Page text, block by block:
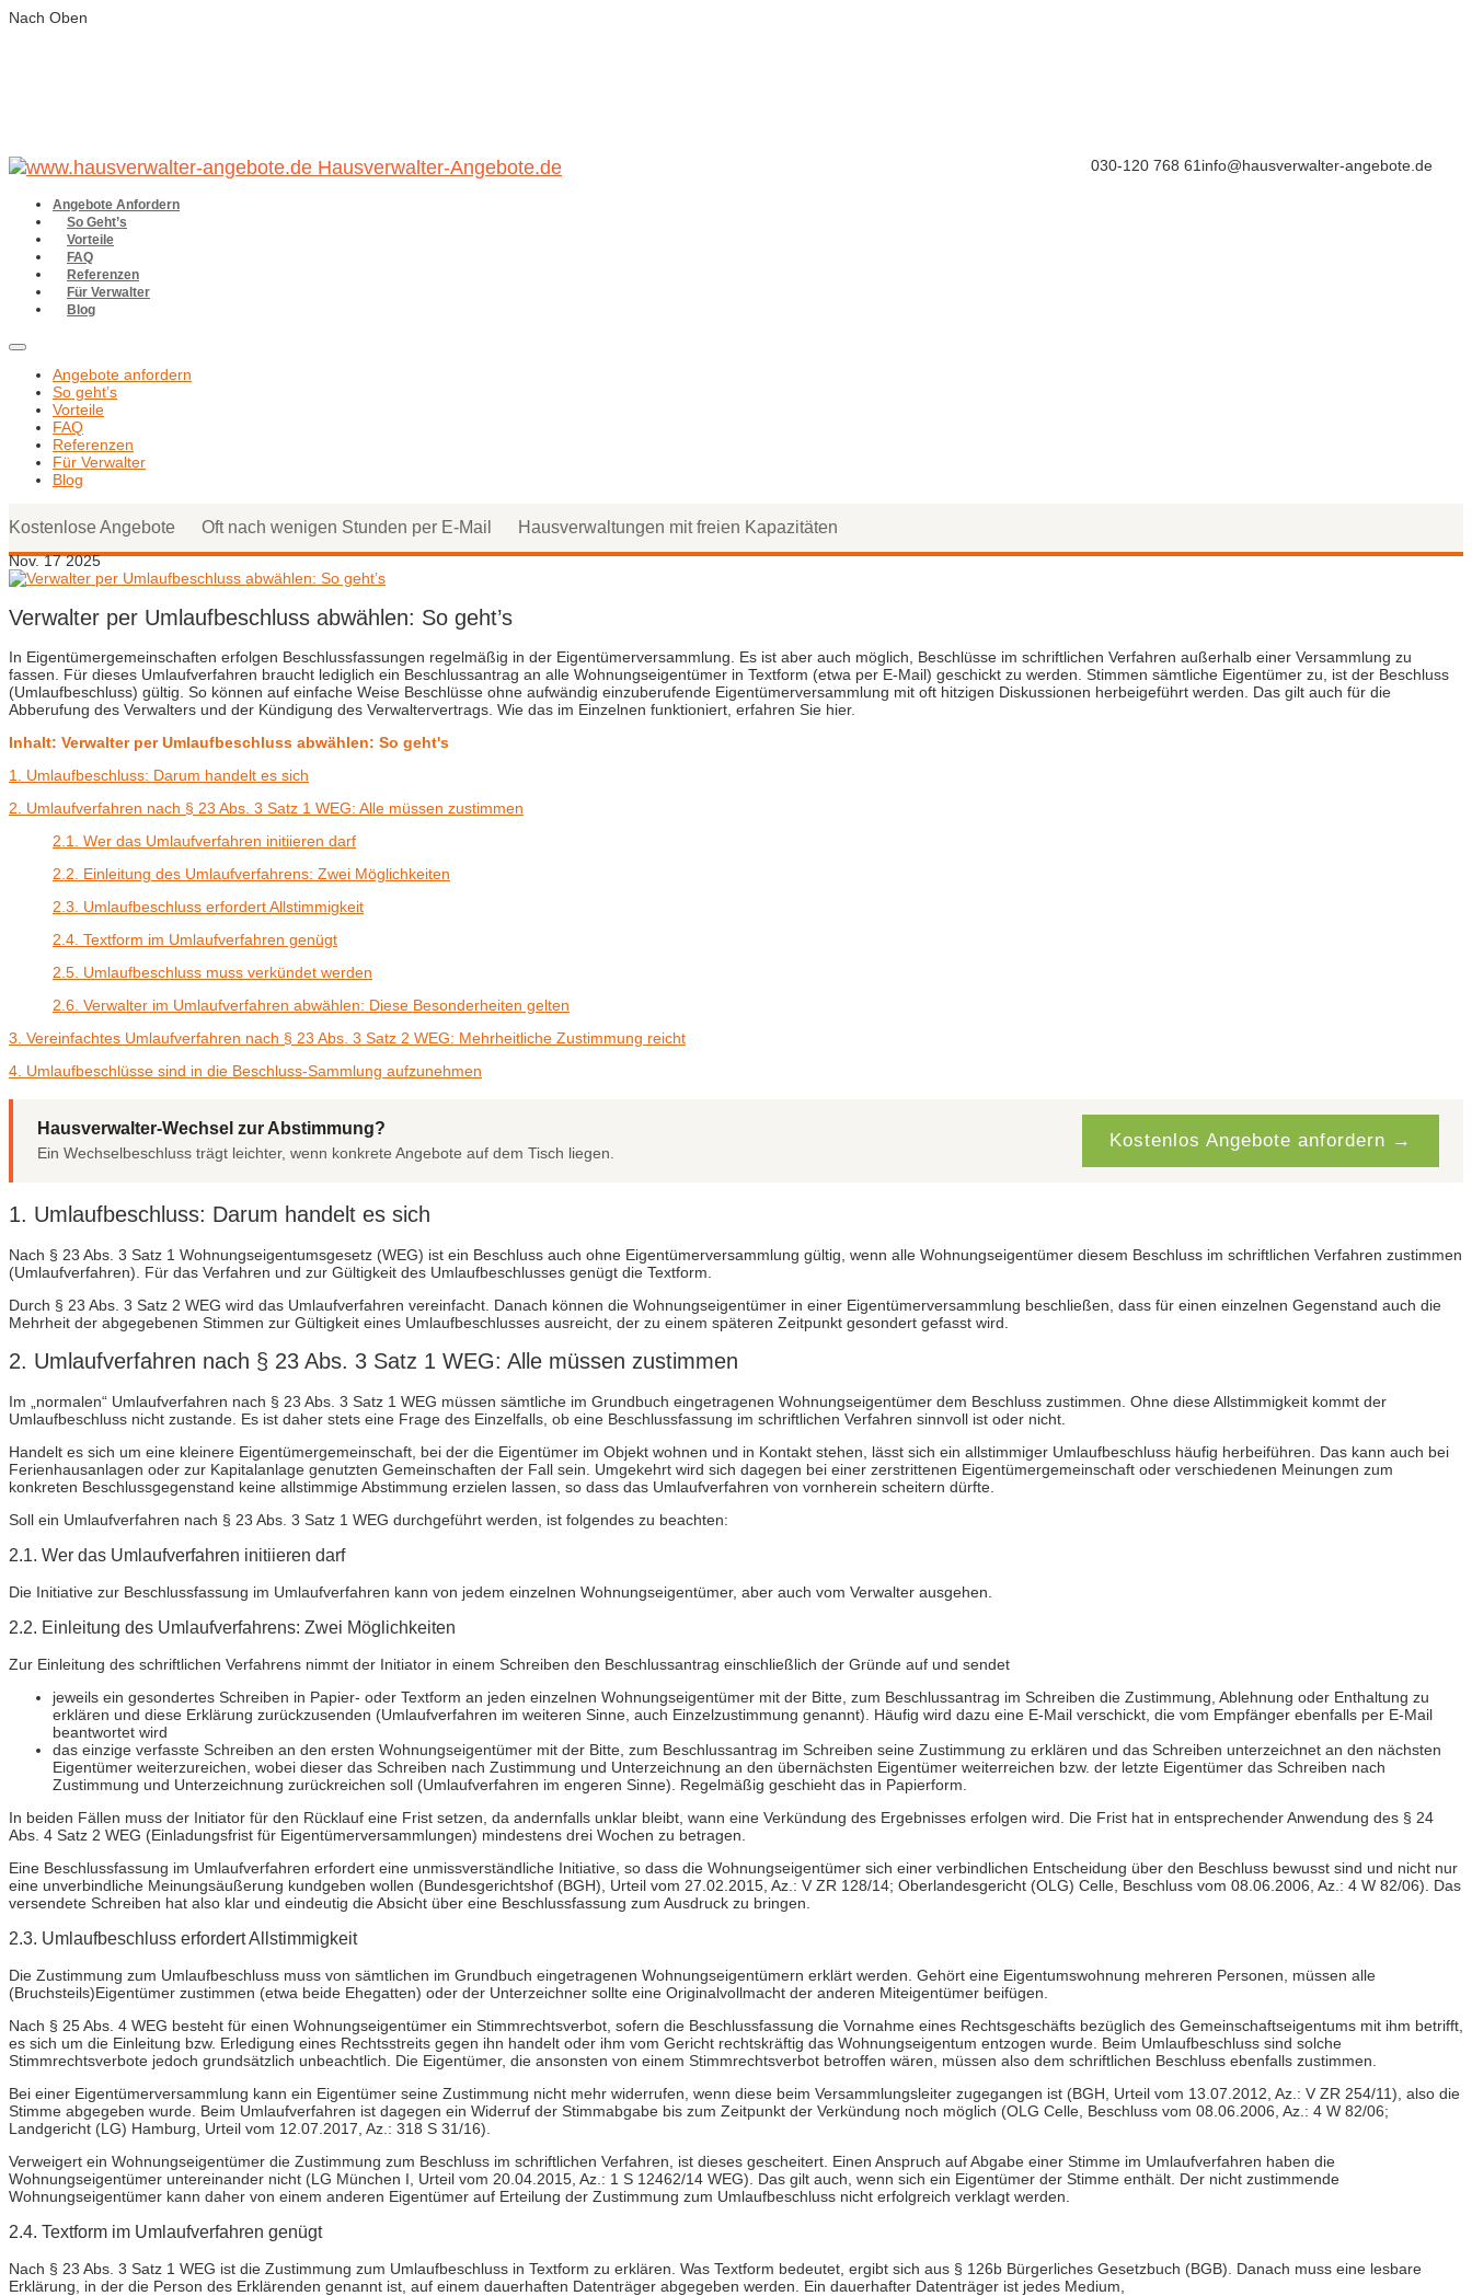
Nach Oben
030-120 768 61 info@hausverwalter-angebote.de
Hausverwalter-Angebote.de
Angebote Anfordern
So Geht’s
Vorteile
FAQ
Referenzen
Für Verwalter
Blog
Angebote anfordern
So geht’s
Vorteile
FAQ
Referenzen
Für Verwalter
Blog
Kostenlose Angebote Oft nach wenigen Stunden per E-Mail Hausverwaltungen mit freien Kapazitäten
Nov. 17 2025
Verwalter per Umlaufbeschluss abwählen: So geht’s
In Eigentümergemeinschaften erfolgen Beschlussfassungen regelmäßig in der Eigentümerversammlung. Es ist aber auch möglich, Beschlüsse im schriftlichen Verfahren außerhalb einer Versammlung zu
fassen. Für dieses Umlaufverfahren braucht lediglich ein Beschlussantrag an alle Wohnungseigentümer in Textform (etwa per E-Mail) geschickt zu werden. Stimmen sämtliche Eigentümer zu, ist der Beschluss
(Umlaufbeschluss) gültig. So können auf einfache Weise Beschlüsse ohne aufwändig einzuberufende Eigentümerversammlung mit oft hitzigen Diskussionen herbeigeführt werden. Das gilt auch für die
Abberufung des Verwalters und der Kündigung des Verwaltervertrags. Wie das im Einzelnen funktioniert, erfahren Sie hier.
Inhalt: Verwalter per Umlaufbeschluss abwählen: So geht's
1. Umlaufbeschluss: Darum handelt es sich
2. Umlaufverfahren nach § 23 Abs. 3 Satz 1 WEG: Alle müssen zustimmen
2.1. Wer das Umlaufverfahren initiieren darf
2.2. Einleitung des Umlaufverfahrens: Zwei Möglichkeiten
2.3. Umlaufbeschluss erfordert Allstimmigkeit
2.4. Textform im Umlaufverfahren genügt
2.5. Umlaufbeschluss muss verkündet werden
2.6. Verwalter im Umlaufverfahren abwählen: Diese Besonderheiten gelten
3. Vereinfachtes Umlaufverfahren nach § 23 Abs. 3 Satz 2 WEG: Mehrheitliche Zustimmung reicht
4. Umlaufbeschlüsse sind in die Beschluss-Sammlung aufzunehmen
Hausverwalter-Wechsel zur Abstimmung?
Ein Wechselbeschluss trägt leichter, wenn konkrete Angebote auf dem Tisch liegen.
Kostenlos Angebote anfordern →
1. Umlaufbeschluss: Darum handelt es sich
Nach § 23 Abs. 3 Satz 1 Wohnungseigentumsgesetz (WEG) ist ein Beschluss auch ohne Eigentümerversammlung gültig, wenn alle Wohnungseigentümer diesem Beschluss im schriftlichen Verfahren zustimmen
(Umlaufverfahren). Für das Verfahren und zur Gültigkeit des Umlaufbeschlusses genügt die Textform.
Durch § 23 Abs. 3 Satz 2 WEG wird das Umlaufverfahren vereinfacht. Danach können die Wohnungseigentümer in einer Eigentümerversammlung beschließen, dass für einen einzelnen Gegenstand auch die
Mehrheit der abgegebenen Stimmen zur Gültigkeit eines Umlaufbeschlusses ausreicht, der zu einem späteren Zeitpunkt gesondert gefasst wird.
2. Umlaufverfahren nach § 23 Abs. 3 Satz 1 WEG: Alle müssen zustimmen
Im „normalen“ Umlaufverfahren nach § 23 Abs. 3 Satz 1 WEG müssen sämtliche im Grundbuch eingetragenen Wohnungseigentümer dem Beschluss zustimmen. Ohne diese Allstimmigkeit kommt der
Umlaufbeschluss nicht zustande. Es ist daher stets eine Frage des Einzelfalls, ob eine Beschlussfassung im schriftlichen Verfahren sinnvoll ist oder nicht.
Handelt es sich um eine kleinere Eigentümergemeinschaft, bei der die Eigentümer im Objekt wohnen und in Kontakt stehen, lässt sich ein allstimmiger Umlaufbeschluss häufig herbeiführen. Das kann auch bei
Ferienhausanlagen oder zur Kapitalanlage genutzten Gemeinschaften der Fall sein. Umgekehrt wird sich dagegen bei einer zerstrittenen Eigentümergemeinschaft oder verschiedenen Meinungen zum
konkreten Beschlussgegenstand keine allstimmige Abstimmung erzielen lassen, so dass das Umlaufverfahren von vornherein scheitern dürfte.
Soll ein Umlaufverfahren nach § 23 Abs. 3 Satz 1 WEG durchgeführt werden, ist folgendes zu beachten:
2.1. Wer das Umlaufverfahren initiieren darf
Die Initiative zur Beschlussfassung im Umlaufverfahren kann von jedem einzelnen Wohnungseigentümer, aber auch vom Verwalter ausgehen.
2.2. Einleitung des Umlaufverfahrens: Zwei Möglichkeiten
Zur Einleitung des schriftlichen Verfahrens nimmt der Initiator in einem Schreiben den Beschlussantrag einschließlich der Gründe auf und sendet
jeweils ein gesondertes Schreiben in Papier- oder Textform an jeden einzelnen Wohnungseigentümer mit der Bitte, zum Beschlussantrag im Schreiben die Zustimmung, Ablehnung oder Enthaltung zu
erklären und diese Erklärung zurückzusenden (Umlaufverfahren im weiteren Sinne, auch Einzelzustimmung genannt). Häufig wird dazu eine E-Mail verschickt, die vom Empfänger ebenfalls per E-Mail
beantwortet wird
das einzige verfasste Schreiben an den ersten Wohnungseigentümer mit der Bitte, zum Beschlussantrag im Schreiben seine Zustimmung zu erklären und das Schreiben unterzeichnet an den nächsten
Eigentümer weiterzureichen, wobei dieser das Schreiben nach Zustimmung und Unterzeichnung an den übernächsten Eigentümer weiterreichen bzw. der letzte Eigentümer das Schreiben nach
Zustimmung und Unterzeichnung zurückreichen soll (Umlaufverfahren im engeren Sinne). Regelmäßig geschieht das in Papierform.
In beiden Fällen muss der Initiator für den Rücklauf eine Frist setzen, da andernfalls unklar bleibt, wann eine Verkündung des Ergebnisses erfolgen wird. Die Frist hat in entsprechender Anwendung des § 24
Abs. 4 Satz 2 WEG (Einladungsfrist für Eigentümerversammlungen) mindestens drei Wochen zu betragen.
Eine Beschlussfassung im Umlaufverfahren erfordert eine unmissverständliche Initiative, so dass die Wohnungseigentümer sich einer verbindlichen Entscheidung über den Beschluss bewusst sind und nicht nur
eine unverbindliche Meinungsäußerung kundgeben wollen (Bundesgerichtshof (BGH), Urteil vom 27.02.2015, Az.: V ZR 128/14; Oberlandesgericht (OLG) Celle, Beschluss vom 08.06.2006, Az.: 4 W 82/06). Das
versendete Schreiben hat also klar und eindeutig die Absicht über eine Beschlussfassung zum Ausdruck zu bringen.
2.3. Umlaufbeschluss erfordert Allstimmigkeit
Die Zustimmung zum Umlaufbeschluss muss von sämtlichen im Grundbuch eingetragenen Wohnungseigentümern erklärt werden. Gehört eine Eigentumswohnung mehreren Personen, müssen alle
(Bruchsteils)Eigentümer zustimmen (etwa beide Ehegatten) oder der Unterzeichner sollte eine Originalvollmacht der anderen Miteigentümer beifügen.
Nach § 25 Abs. 4 WEG besteht für einen Wohnungseigentümer ein Stimmrechtsverbot, sofern die Beschlussfassung die Vornahme eines Rechtsgeschäfts bezüglich des Gemeinschaftseigentums mit ihm betrifft,
es sich um die Einleitung bzw. Erledigung eines Rechtsstreits gegen ihn handelt oder ihm vom Gericht rechtskräftig das Wohnungseigentum entzogen wurde. Beim Umlaufbeschluss sind solche
Stimmrechtsverbote jedoch grundsätzlich unbeachtlich. Die Eigentümer, die ansonsten von einem Stimmrechtsverbot betroffen wären, müssen also dem schriftlichen Beschluss ebenfalls zustimmen.
Bei einer Eigentümerversammlung kann ein Eigentümer seine Zustimmung nicht mehr widerrufen, wenn diese beim Versammlungsleiter zugegangen ist (BGH, Urteil vom 13.07.2012, Az.: V ZR 254/11), also die
Stimme abgegeben wurde. Beim Umlaufverfahren ist dagegen ein Widerruf der Stimmabgabe bis zum Zeitpunkt der Verkündung noch möglich (OLG Celle, Beschluss vom 08.06.2006, Az.: 4 W 82/06;
Landgericht (LG) Hamburg, Urteil vom 12.07.2017, Az.: 318 S 31/16).
Verweigert ein Wohnungseigentümer die Zustimmung zum Beschluss im schriftlichen Verfahren, ist dieses gescheitert. Einen Anspruch auf Abgabe einer Stimme im Umlaufverfahren haben die
Wohnungseigentümer untereinander nicht (LG München I, Urteil vom 20.04.2015, Az.: 1 S 12462/14 WEG). Das gilt auch, wenn sich ein Eigentümer der Stimme enthält. Der nicht zustimmende
Wohnungseigentümer kann daher von einem anderen Eigentümer auf Erteilung der Zustimmung zum Umlaufbeschluss nicht erfolgreich verklagt werden.
2.4. Textform im Umlaufverfahren genügt
Nach § 23 Abs. 3 Satz 1 WEG ist die Zustimmung zum Umlaufbeschluss in Textform zu erklären. Was Textform bedeutet, ergibt sich aus § 126b Bürgerliches Gesetzbuch (BGB). Danach muss eine lesbare
Erklärung, in der die Person des Erklärenden genannt ist, auf einem dauerhaften Datenträger abgegeben werden. Ein dauerhafter Datenträger ist jedes Medium,